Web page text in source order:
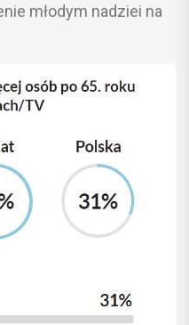
młodym nadziei na